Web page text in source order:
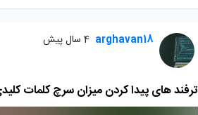
arghavan18 4 سال پیش
ترفند های پیدا کردن میزان سرچ کلمات